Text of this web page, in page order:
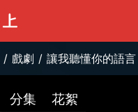
/ 戲劇 / 讓我聽懂你的語言
分集 花絮